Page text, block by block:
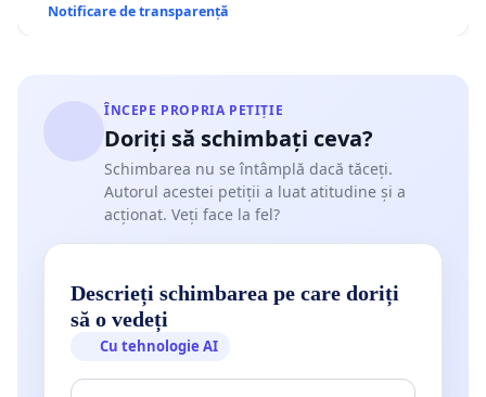
Notificare de transparență
ÎNCEPE PROPRIA PETIȚIE
Doriți să schimbați ceva?
Schimbarea nu se întâmplă dacă tăceți.
Autorul acestei petiții a luat atitudine și a
acționat. Veți face la fel?
Descrieți schimbarea pe care doriți
să o vedeți
Cu tehnologie AI